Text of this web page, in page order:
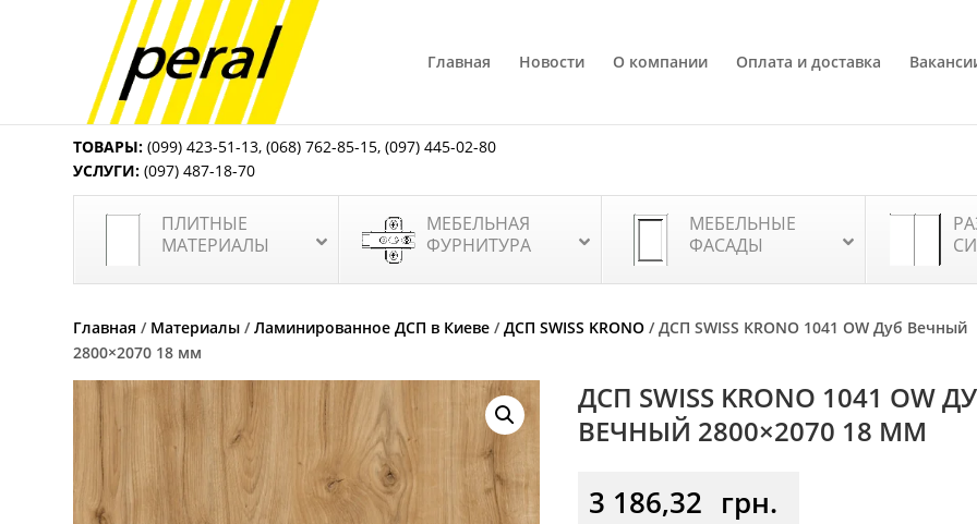
Главная Новости О компании Оплата и доставка
ТОВАРЫ: (099) 423-51-13,(068) 762-85-15,(097) 445-02-80
УСЛУГИ: (097) 487-18-70
ПЛИТНЫЕ
МАТЕРИАЛЫ
МЕБЕЛЬНАЯ
ФУРНИТУРА
МЕБЕЛЬНЫЕ
ФАСАДЫ
Главная / Материалы /Ламинированное ДСП в Киеве /ДСП SWISS KRONO / ДСП SWISS KRONO 1041 OW Дуб Вечный
2800×2070 18 мм
ДСП SWISS KRONO 1041 OW
ВЕЧНЫЙ 2800×2070 18 ММ
3 186,32 грн.